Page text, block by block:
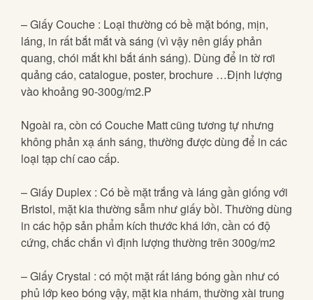
– Giấy Couche : Loại thường có bề mặt bóng, mịn,
láng, in rất bắt mắt và sáng (vì vậy nên giấy phản
quang, chói mắt khi bắt ánh sáng). Dùng để in tờ rơi
quảng cáo, catalogue, poster, brochure …Định lượng
vào khoảng 90-300g/m2.P
Ngoài ra, còn có Couche Matt cũng tương tự nhưng
không phản xạ ánh sáng, thường được dùng để in các
loại tạp chí cao cấp.
– Giấy Duplex : Có bề mặt trắng và láng gần giống với
Bristol, mặt kia thường sẫm như giấy bồi. Thường dùng
in các hộp sản phẩm kích thước khá lớn, cần có độ
cứng, chắc chắn vì định lượng thường trên 300g/m2
– Giấy Crystal : có một mặt rất láng bóng gần như có
phủ lớp keo bóng vậy, mặt kia nhám, thường xài trung